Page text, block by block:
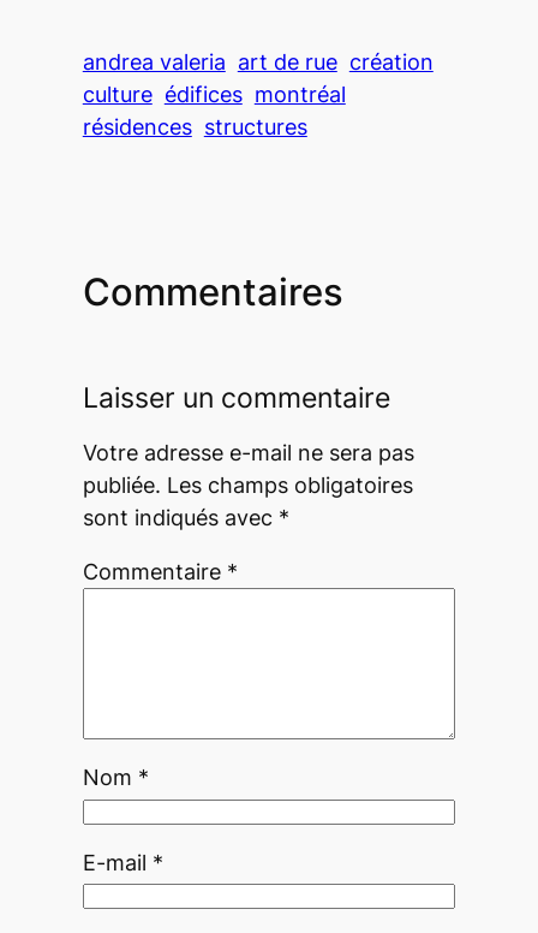
andrea valeria art de rue création
culture édifices montréal
résidences structures
Commentaires
Laisser un commentaire
Votre adresse e-mail ne sera pas
publiée. Les champs obligatoires
sont indiqués avec *
Commentaire *
Nom *
E-mail *